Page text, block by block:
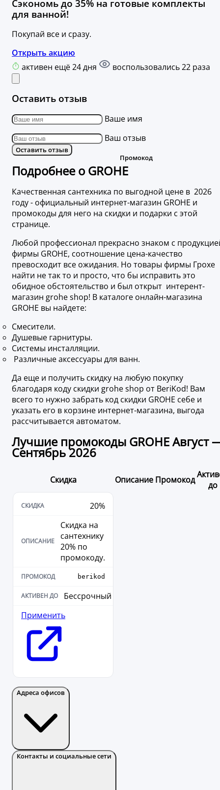
Сэкономь до 35% на готовые комплекты
для ванной!
Покупай все и сразу.
Открыть акцию
активен ещё 24 дня
воспользовались 22 раза
Оставить отзыв
Ваше имя
Ваш отзыв
Оставить отзыв
Подробнее о GROHE
Качественная сантехника по выгодной цене в 2026
году - официальный интернет-магазин GROHE и
промокоды для него на скидки и подарки с этой
странице.
Любой профессионал прекрасно знаком с
фирмы GROHE, соотношение цена-качество
превосходит все ожидания. Но товары фирмы Грохе
найти не так то и просто, что бы исправить это
обидное обстоятельство и был открыт интерент-
магазин grohe shop! В каталоге онлайн-магазина
GROHE вы найдете:
Смесители.
Душевые гарнитуры.
Системы инсталляции.
Различные аксессуары для ванн.
Да еще и получить скидку на любую покупку
благодаря коду скидки grohe shop от BeriKod! Вам
всего то нужно забрать код скидки GROHE себе и
указать его в корзине интернет-магазина, выгода
рассчитывается автоматом.
Лучшие промокоды GROHE Август
Сентябрь 2026
Скидка Описание Промокод
до
20%
Скидка на
сантехнику
20% по
промокоду.
berikod
Бессрочный
Применить
Адреса офисов
Контакты и социальные сети